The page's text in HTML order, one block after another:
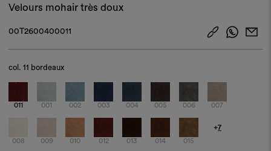
Velours mohair très doux
00T2600400011
col.11 bordeaux
011 001 002 003 004 005 006 007
008 009 010 012 013 014 015
+7